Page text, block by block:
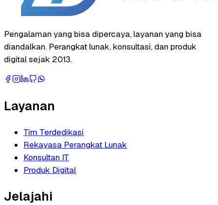
Pengalaman yang bisa dipercaya, layanan yang bisa
diandalkan. Perangkat lunak, konsultasi, dan produk
digital sejak 2013.
Layanan
Tim Terdedikasi
Rekayasa Perangkat Lunak
Konsultan IT
Produk Digital
Jelajahi